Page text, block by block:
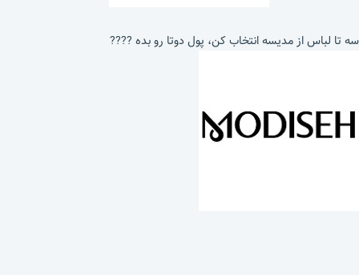
سه تا لباس از مدیسه انتخاب کن، پول دوتا رو بده ????